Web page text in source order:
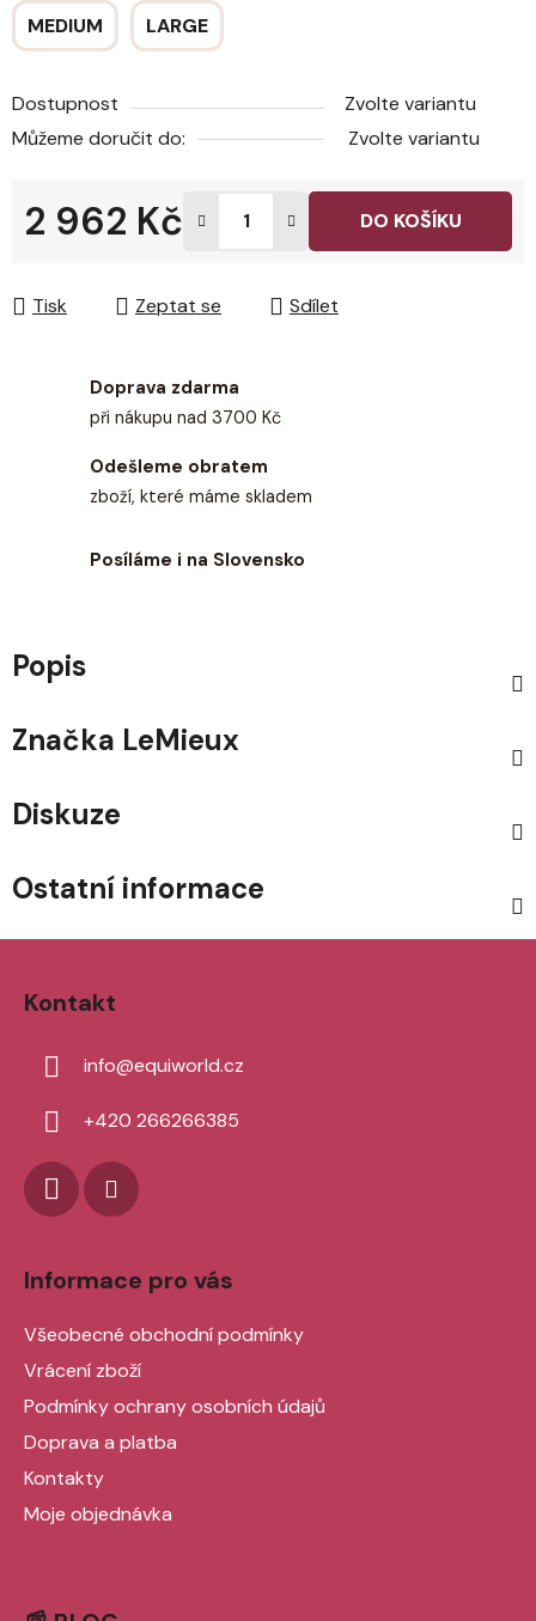
MEDIUM LARGE
Dostupnost
Zvolte variantu
Můžeme doručit do:
Zvolte variantu
2 962 Kč DO KOŠÍKU
Tisk Zeptat se Sdílet
Doprava zdarma
při nákupu nad 3700 Kč
Odešleme obratem
zboží, které máme skladem
Posíláme i na Slovensko
Popis
Značka LeMieux
Diskuze
Ostatní informace
Kontakt
info@equiworld.cz
+420 266266385
Informace pro vás
Všeobecné obchodní podmínky
Vrácení zboží
Podmínky ochrany osobních údajů
Doprava a platba
Kontakty
Moje objednávka